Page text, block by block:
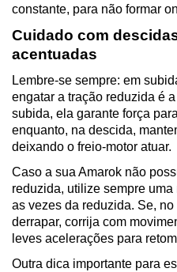
constante, para não formar
Cuidado com
acentuadas
Lembre-se sempre: em
engatar a tração reduzida é
subida, ela garante força
enquanto, na descida,
deixando o freio-motor atuar.
Caso a sua Amarok não
reduzida, utilize sempre
as vezes da reduzida. Se,
derrapar, corrija com
leves acelerações para
Outra dica importante para